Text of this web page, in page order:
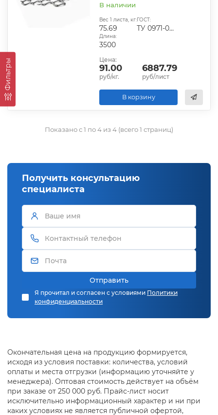
Фильтры
В наличии
Вес 1 листа, кг:
75.69
ГОСТ:
ТУ 0971-001-44028369-2006
Длина:
3500
Цена:
91.00
руб/кг.
6887.79
руб/лист
В корзину
Показано с 1 по 4 из 4 (всего 1 страниц)
Получить консультацию
специалиста
Отправить
Я прочитал и согласен с условиями Политики
конфиденциальности
Окончательная цена на продукцию формируется,
исходя из условия поставки: количества, условий
оплаты и места отгрузки (информацию уточняйте у
менеджера). Оптовая стоимость действует на объём
при заказе от 250 000 руб. Прайс-лист носит
исключительно информационный характер и ни при
каких условиях не является публичной офертой,